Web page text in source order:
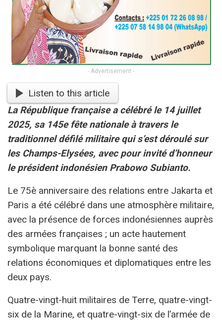
- Advertisement -
Listen to this article
La République française a célébré le 14 juillet
2025, sa 145e fête nationale à travers le
traditionnel défilé militaire qui s’est déroulé sur
les Champs-Elysées, avec pour invité d’honneur
le président indonésien Prabowo Subianto.
Le 75è anniversaire des relations entre Jakarta et
Paris a été célébré dans une atmosphère militaire,
avec la présence de forces indonésiennes auprès
des armées françaises ; un acte hautement
symbolique marquant la bonne santé des
relations économiques et diplomatiques entre les
deux pays.
Quatre-vingt-huit militaires de Terre, quatre-vingt-
six de la Marine, et quatre-vingt-six de l’armée de